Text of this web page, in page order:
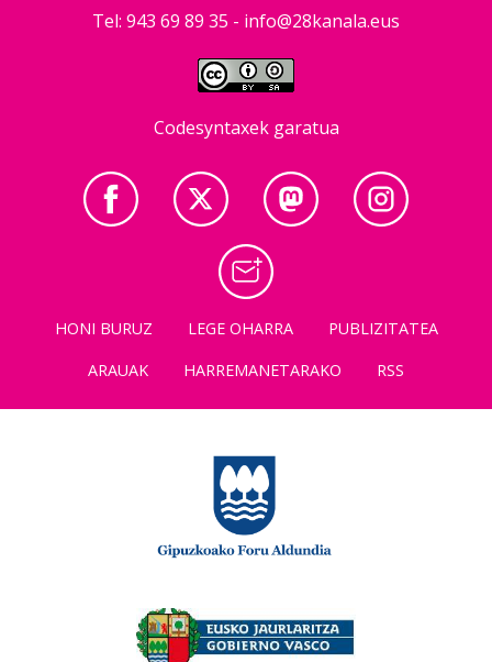
Tel: 943 69 89 35 - info@28kanala.eus
Codesyntaxek garatua
HONI BURUZ LEGE OHARRA
PUBLIZITATEA
ARAUAK
HARREMANETARAKO RSS